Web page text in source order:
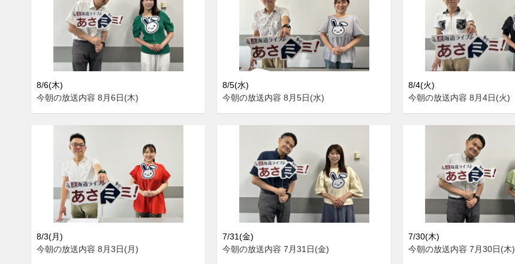
8/6(木)
今朝の放送内容 8月6日(木)
8/5(水)
今朝の放送内容 8月5日(水)
8/4(火)
今朝の放送内容 8月4日(火)
8/3(月)
今朝の放送内容 8月3日(月)
7/31(金)
今朝の放送内容 7月31日(金)
7/30(木)
今朝の放送内容 7月30日(木)